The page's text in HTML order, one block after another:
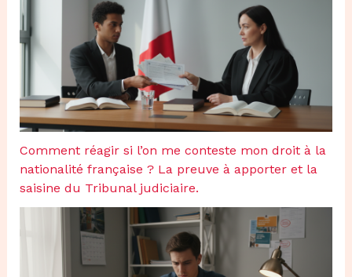
Comment réagir si l’on me conteste mon droit à la
nationalité française ? La preuve à apporter et la
saisine du Tribunal judiciaire.